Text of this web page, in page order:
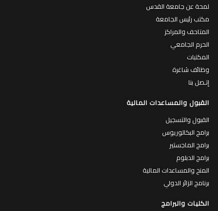
لمحة عن جامعة القدس
مكتب رئيس الجامعة
المتاحف والمراكز
الحرم الجامعي
المكتبات
وظائف شاغرة
إتـصل بنا
القبول والمساعدات المالية
القبول والتسجيل
برامج البكالوريوس
برامج الماجستير
برامج الدبلوم
المنح والمساعدات المالية
برنامج الزائر الدولي
الكليات والبرامج